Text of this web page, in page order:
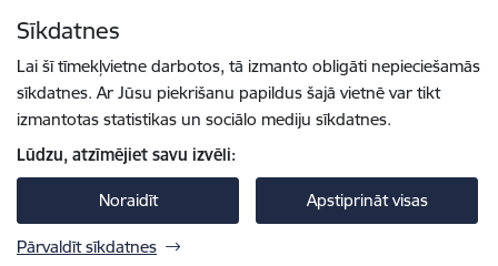
Sīkdatnes
Lai šī tīmekļvietne darbotos, tā izmanto obligāti nepieciešamās
sīkdatnes. Ar Jūsu piekrišanu papildus šajā vietnē var tikt
izmantotas statistikas un sociālo mediju sīkdatnes.
Lūdzu, atzīmējiet savu izvēli:
Noraidīt Apstiprināt visas
Pārvaldīt sīkdatnes